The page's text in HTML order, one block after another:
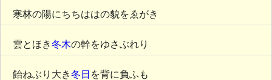
寒林の陽にちちははの貌をゑがき
雲とほき冬木の幹をゆさぶれり
飴ねぶり大き冬日 を背に負ふも